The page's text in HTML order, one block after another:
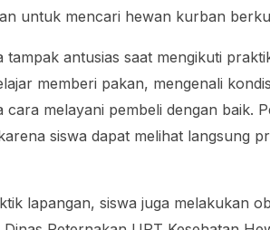
untuk mencari hewan kurban
tampak antusias saat mengikuti
memberi pakan, mengenali
cara melayani pembeli dengan baik.
siswa dapat melihat langsung
lapangan, siswa juga melakukan